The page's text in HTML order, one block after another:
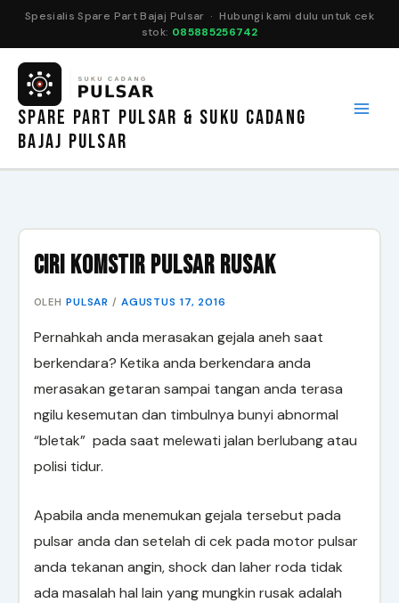
Spesialis Spare Part Bajaj Pulsar · Hubungi kami dulu untuk cek
stok: 085885256742
Lewati
konten
SPARE PART PULSAR & SUKU CADANG
BAJAJ PULSAR
Ciri Komstir Pulsar Rusak
OLEH PULSAR/ AGUSTUS 17, 2016
Pernahkah anda merasakan gejala aneh saat
berkendara? Ketika anda berkendara anda
merasakan getaran sampai tangan anda terasa
ngilu kesemutan dan timbulnya bunyi abnormal
“bletak” pada saat melewati jalan berlubang atau
polisi tidur.
Apabila anda menemukan gejala tersebut pada
pulsar anda dan setelah di cek pada motor pulsar
anda tekanan angin, shock dan laher roda tidak
ada masalah hal lain yang mungkin rusak adalah